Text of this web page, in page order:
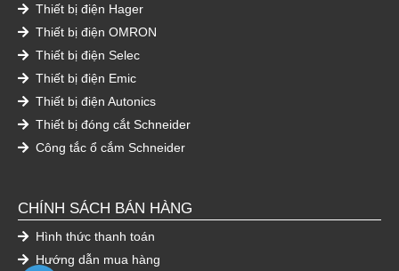
Thiết bị điện Hager
Thiết bị điện OMRON
Thiết bị điện Selec
Thiết bị điện Emic
Thiết bị điện Autonics
Thiết bị đóng cắt Schneider
Công tắc ổ cắm Schneider
CHÍNH SÁCH BÁN HÀNG
Hình thức thanh toán
Hướng dẫn mua hàng